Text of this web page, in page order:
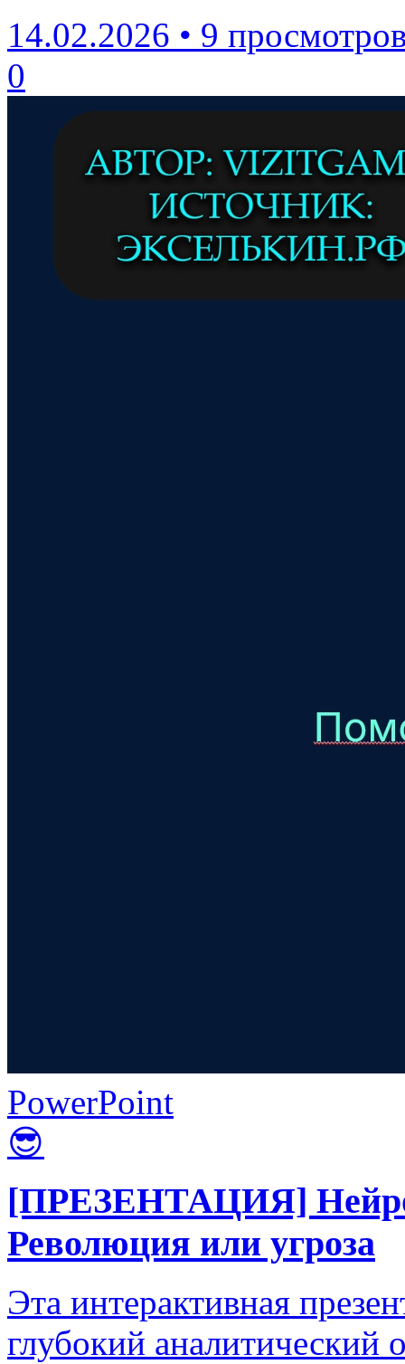
14.02.2026 • 9
0
PowerPoint
😎
[ПРЕЗЕНТАЦИЯ]
Революция или угроза
Эта интерактивная
глубокий аналитический